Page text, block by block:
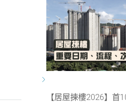
【居屋揀樓2026】首